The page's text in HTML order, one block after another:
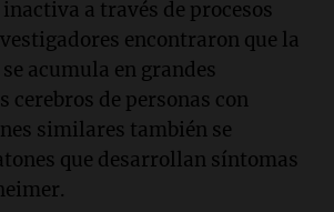
a través de procesos
encontraron que la
acumula en grandes
cerebros de personas con
similares también se
que desarrollan síntomas